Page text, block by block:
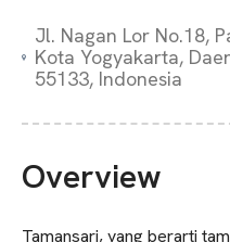
Jl. Nagan Lor No.18,
Kota Yogyakarta,
55133, Indonesia
Overview
Tamansari, yang berarti